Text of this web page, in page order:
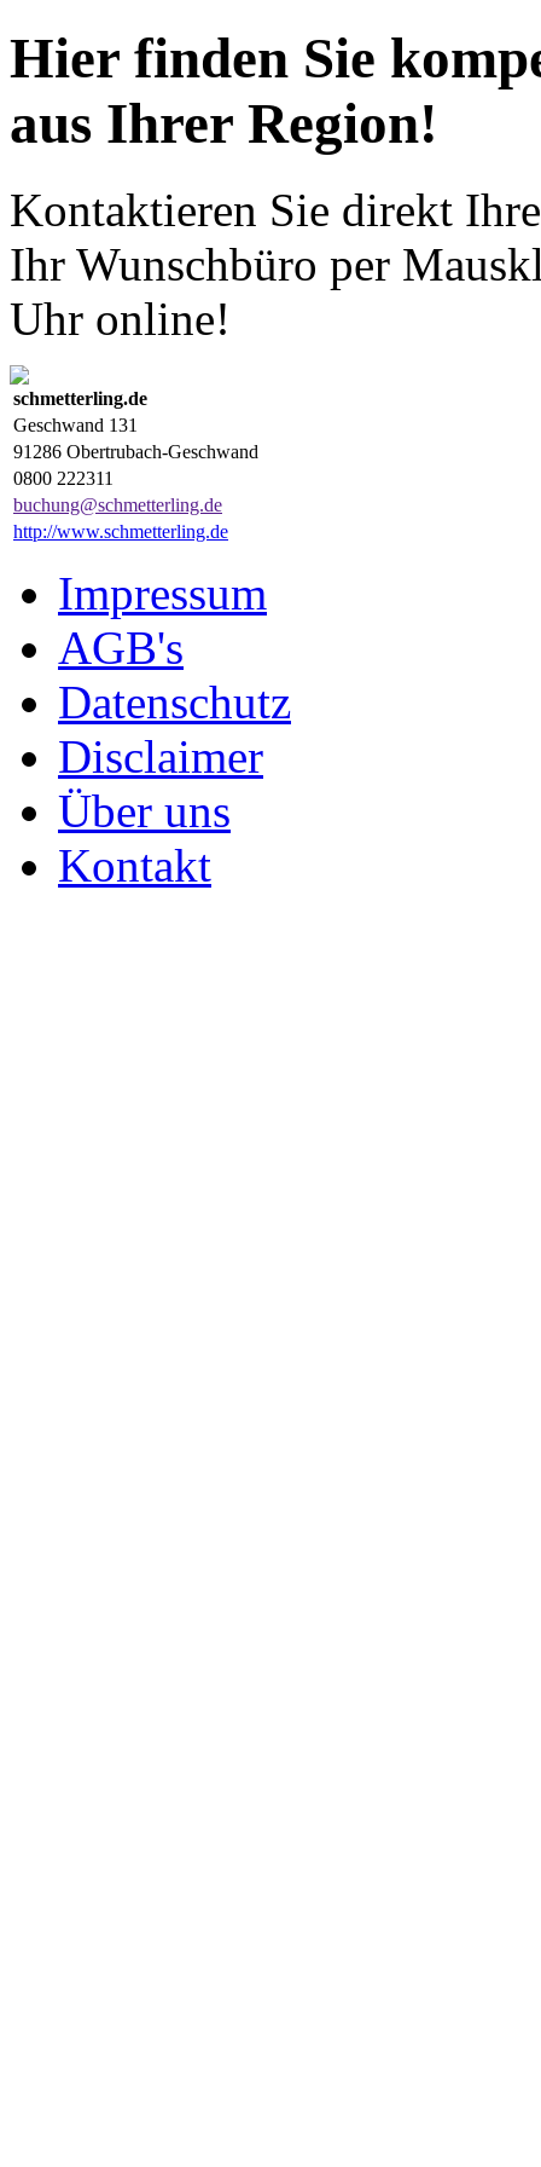
Hier finden Sie
aus Ihrer Region!
Kontaktieren Sie direkt
Ihr Wunschbüro per
Uhr online!
schmetterling.de
Geschwand 131
91286 Obertrubach-Geschwand
0800 222311
buchung@schmetterling.de
http://www.schmetterling.de
Impressum
AGB's
Datenschutz
Disclaimer
Über uns
Kontakt